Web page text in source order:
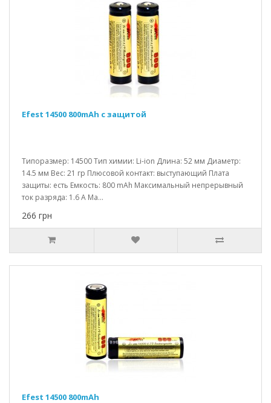
Efest 14500 800mAh с защитой
Типоразмер: 14500 Тип химии: Li-ion Длина: 52 мм Диаметр:
14.5 мм Вес: 21 гр Плюсовой контакт: выступающий Плата
защиты: есть Емкость: 800 mAh Максимальный непрерывный
ток разряда: 1.6 A Ма...
266 грн
Efest 14500 800mAh